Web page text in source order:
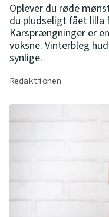
Oplever du røde
du pludseligt fået lilla
Karsprængninger er
voksne. Vinterbleg
synlige.
Redaktionen